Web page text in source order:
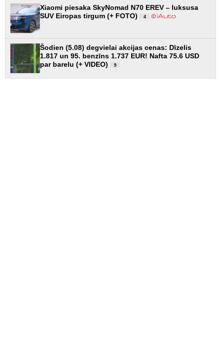
Xiaomi piesaka SkyNomad N70 EREV – luksusa
SUV Eiropas tirgum (+ FOTO)
4
Šodien (5.08) degvielai akcijas cenas: Dīzelis
1.817 un 95. benzīns 1.737 EUR! Nafta 75.6 USD
par barelu (+ VIDEO)
9